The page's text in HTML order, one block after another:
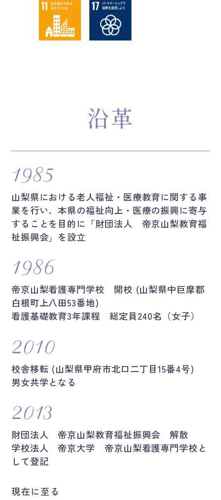
沿革
1985
山梨県における老人福祉・医療教育に関する事
業を行い、本県の福祉向上・医療の振興に寄与
することを目的に 「財団法人 帝京山梨教育福
祉振興会」を設立
1986
帝京山梨看護専門学校 開校 (山梨県中巨摩郡
白根町上八田53番地)
看護基礎教育3年課程 総定員240名（女子）
2010
校舎移転 (山梨県甲府市北口二丁目15番4号)
男女共学となる
2013
財団法人 帝京山梨教育福祉振興会 解散
学校法人 帝京大学 帝京山梨看護専門学校と
して登記
現在に至る